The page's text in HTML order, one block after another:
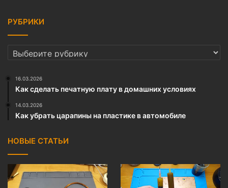
РУБРИКИ
РУБРИКИ
16.03.2026
Как сделать печатную плату в домашних условиях
14.03.2026
Как убрать царапины на пластике в автомобиле
НОВЫЕ СТАТЬИ